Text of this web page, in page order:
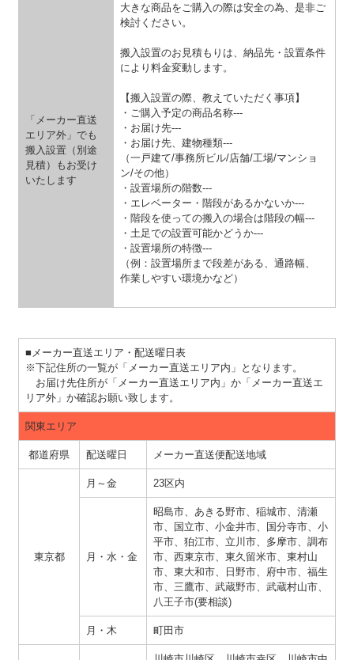
「メーカー直送
エリア外」でも
搬入設置（別途
見積）もお受け
いたします
大きな商品をご購入の際は安全の為、是非ご
検討ください。
搬入設置のお見積もりは、納品先・設置条件
により料金変動します。
【搬入設置の際、教えていただく事項】
・ご購入予定の商品名称---
・お届け先---
・お届け先、建物種類---
（一戸建て/事務所ビル/店舗/工場/マンショ
ン/その他）
・設置場所の階数---
・エレベーター・階段があるかないか---
・階段を使っての搬入の場合は階段の幅---
・土足での設置可能かどうか---
・設置場所の特徴---
（例：設置場所まで段差がある、通路幅、
作業しやすい環境かなど）
■メーカー直送エリア・配送曜日表
※下記住所の一覧が「メーカー直送エリア内」となります。
お届け先住所が「メーカー直送エリア内」か「メーカー直送エ
リア外」か確認お願い致します。
関東エリア
都道府県 配送曜日 メーカー直送便配送地域
東京都
月～金 23区内
月・水・金
昭島市、あきる野市、稲城市、清瀬
市、国立市、小金井市、国分寺市、小
平市、狛江市、立川市、多摩市、調布
市、西東京市、東久留米市、東村山
市、東大和市、日野市、府中市、福生
市、三鷹市、武蔵野市、武蔵村山市、
八王子市(要相談)
月・木 町田市